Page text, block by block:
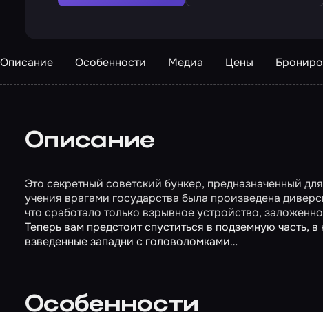
Описание Особенности Медиа Цены
Описание
Это секретный советский бункер, предназначенный
учения врагами государства была произведена
что сработало только взрывное устройство,
Теперь вам предстоит спуститься в подземную часть,
взведенные западни с головоломками…
Особенности